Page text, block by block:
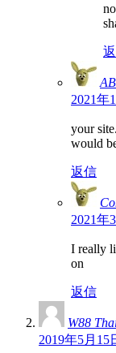
2021年
your
would
返信
2021年
I really
on
返信
W88
2019年5月15